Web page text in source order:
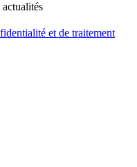
et de traitement